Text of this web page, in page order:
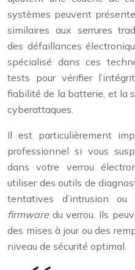
systèmes peuvent
similaires aux serrures
des défaillances
spécialisé dans ces
tests pour vérifier
fiabilité de la batterie, et la
cyberattaques.
Il est particulièrement
professionnel si vous
dans votre verrou
utiliser des outils de
tentatives d’intrusion
firmware du verrou. Ils
des mises à jour ou des
niveau de sécurité optimal.